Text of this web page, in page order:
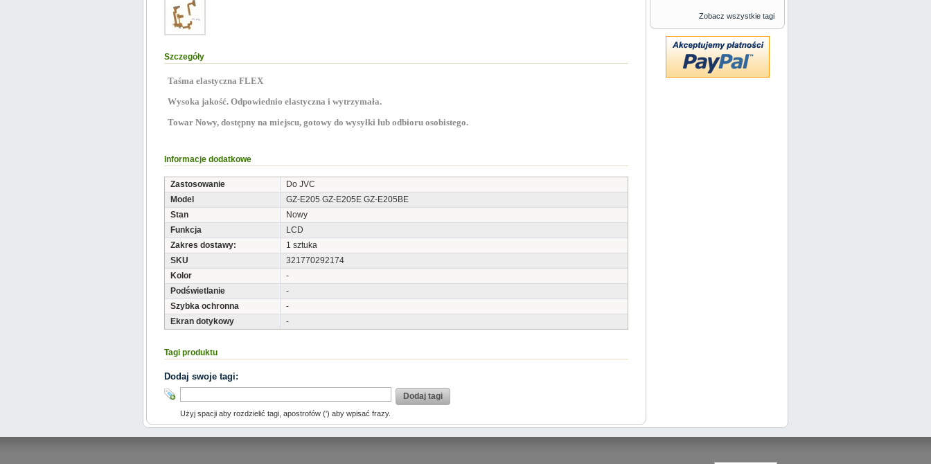
Szczegóły
Taśma elastyczna FLEX
Wysoka jakość. Odpowiednio elastyczna i wytrzymała.
Towar Nowy, dostępny na miejscu, gotowy do wysyłki lub odbioru osobistego.
Informacje dodatkowe
Zastosowanie
Do JVC
Model
GZ-E205 GZ-E205E GZ-E205BE
Stan
Nowy
Funkcja
LCD
Zakres dostawy:
1 sztuka
SKU
321770292174
Kolor
-
Podświetlanie
-
Szybka ochronna
-
Ekran dotykowy
-
Tagi produktu
Dodaj swoje tagi:
Dodaj tagi
Użyj spacji aby rozdzielić tagi, apostrofów (') aby wpisać frazy.
Zobacz wszystkie tagi